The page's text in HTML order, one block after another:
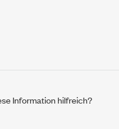
Information hilfreich?